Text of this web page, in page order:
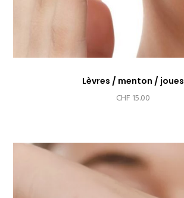
Lèvres / menton / joues
CHF 15.00